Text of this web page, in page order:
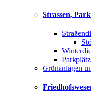
Strassen,
Grünanlagen